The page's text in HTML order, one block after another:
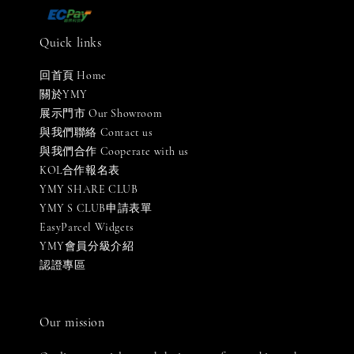
Quick links
回首頁 Home
關於YMY
展示門市 Our Showroom
與我們聯絡 Contact us
與我們合作 Cooperate with us
KOL合作報名表
YMY SHARE CLUB
YMY S CLUB申請表單
EasyParcel Widgets
YMY會員分級介紹
認證專區
Our mission